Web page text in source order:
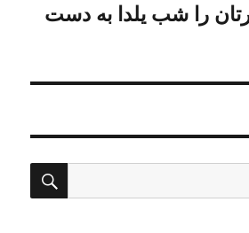
را شب یلدا به‌ دست